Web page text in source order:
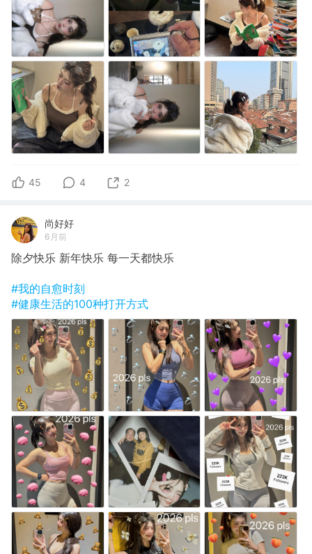
45 4 2
尚好好
6月前
除夕快乐 新年快乐 每一天都快乐
#我的自愈时刻
#健康生活的100种打开方式